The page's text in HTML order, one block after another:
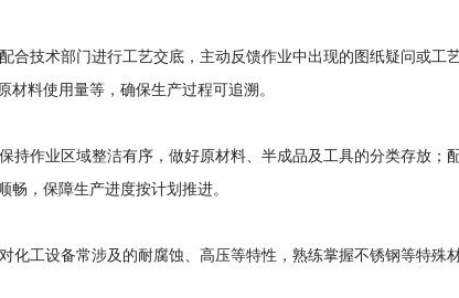
合技术部门进行工艺交底，主动反馈作业中出现的图纸疑问或工
材料使用量等，确保生产过程可追溯。
持作业区域整洁有序，做好原材料、半成品及工具的分类存放；
畅，保障生产进度按计划推进。
化工设备常涉及的耐腐蚀、高压等特性，熟练掌握不锈钢等特殊